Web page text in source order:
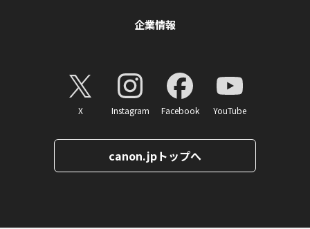
企業情報
X Instagram Facebook YouTube
canon.jpトップへ